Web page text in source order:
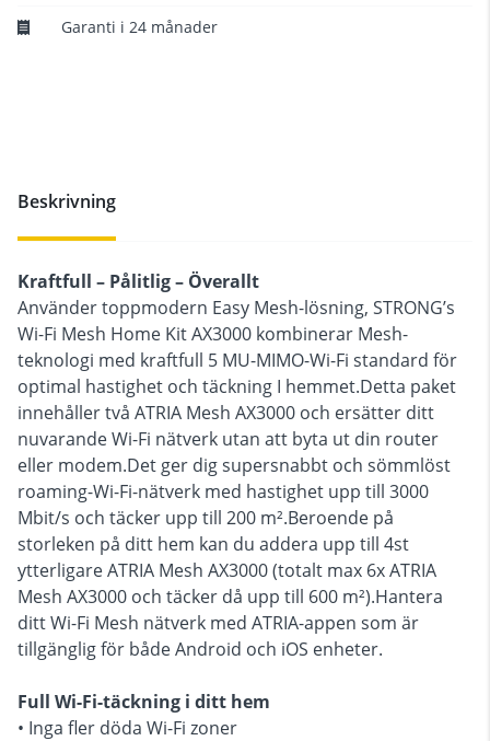
Garanti i 24 månader
Beskrivning
Kraftfull – Pålitlig – Överallt
Använder toppmodern Easy Mesh-lösning, STRONG’s
Wi-Fi Mesh Home Kit AX3000 kombinerar Mesh-
teknologi med kraftfull 5 MU-MIMO-Wi-Fi standard för
optimal hastighet och täckning I hemmet.Detta paket
innehåller två ATRIA Mesh AX3000 och ersätter ditt
nuvarande Wi-Fi nätverk utan att byta ut din router
eller modem.Det ger dig supersnabbt och sömmlöst
roaming-Wi-Fi-nätverk med hastighet upp till 3000
Mbit/s och täcker upp till 200 m².Beroende på
storleken på ditt hem kan du addera upp till 4st
ytterligare ATRIA Mesh AX3000 (totalt max 6x ATRIA
Mesh AX3000 och täcker då upp till 600 m²).Hantera
ditt Wi-Fi Mesh nätverk med ATRIA-appen som är
tillgänglig för både Android och iOS enheter.
Full Wi-Fi-täckning i ditt hem
• Inga fler döda Wi-Fi zoner